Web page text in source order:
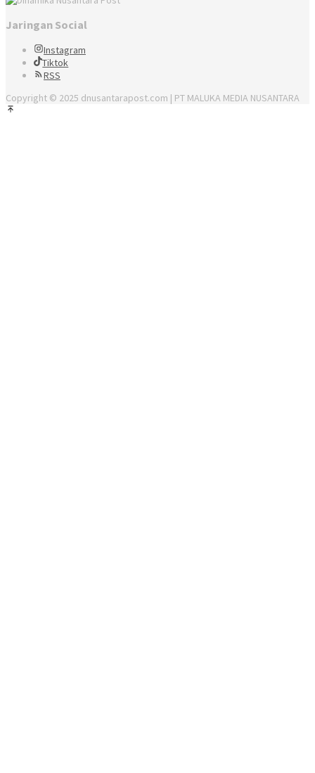
Jaringan Social
Instagram
Tiktok
RSS
Copyright © 2025 dnusantarapost.com | PT MALUKA MEDIA NUSANTARA